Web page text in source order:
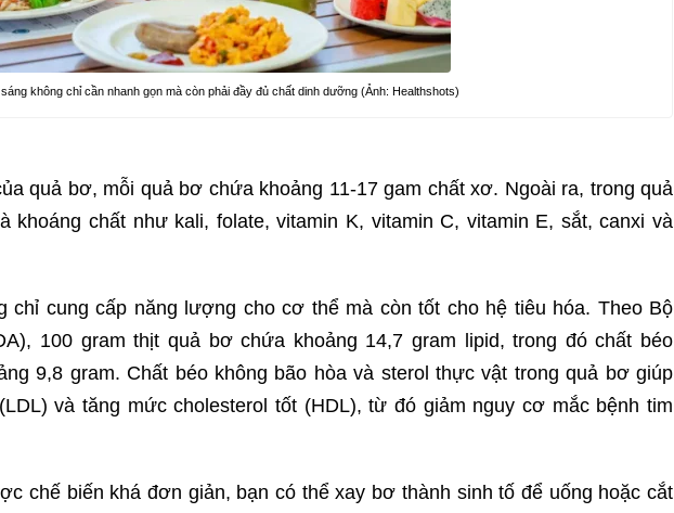
sáng không chỉ cần nhanh gọn mà còn phải đầy đủ chất dinh dưỡng (Ảnh: Healthshots)
quả bơ, mỗi quả bơ chứa khoảng 11-17 gam chất xơ. Ngoài ra, trong quả
khoáng chất như kali, folate, vitamin K, vitamin C, vitamin E, sắt, canxi và
chỉ cung cấp năng lượng cho cơ thể mà còn tốt cho hệ tiêu hóa. Theo Bộ
100 gram thịt quả bơ chứa khoảng 14,7 gram lipid, trong đó chất béo
9,8 gram. Chất béo không bão hòa và sterol thực vật trong quả bơ giúp
và tăng mức cholesterol tốt (HDL), từ đó giảm nguy cơ mắc bệnh tim
chế biến khá đơn giản, bạn có thể xay bơ thành sinh tố để uống hoặc cắt